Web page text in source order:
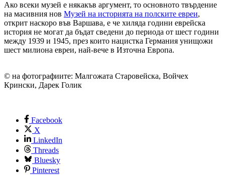
Ако всеки музей е някакъв аргумент, то основното твърдение
на масивния нов Музей на историята на полските евреи,
открит наскоро във Варшава, е че хиляда години еврейска
история не могат да бъдат сведени до периода от шест години
между 1939 и 1945, през които нацистка Германия унищожи
шест милиона евреи, най-вече в Източна Европа.
© на фотографиите: Малгожата Старовейска, Войчех
Крински, Дарек Голик
Facebook
X
LinkedIn
Threads
Bluesky
Pinterest